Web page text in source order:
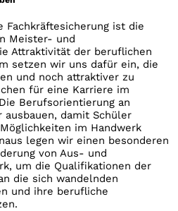
Fachkräftesicherung ist die
Meister- und
Attraktivität der beruflichen
setzen wir uns dafür ein, die
und noch attraktiver zu
für eine Karriere im
Berufsorientierung an
damit Schüler
im Handwerk
legen wir einen besonderen
von Aus- und
um die Qualifikationen der
die sich wandelnden
und ihre berufliche